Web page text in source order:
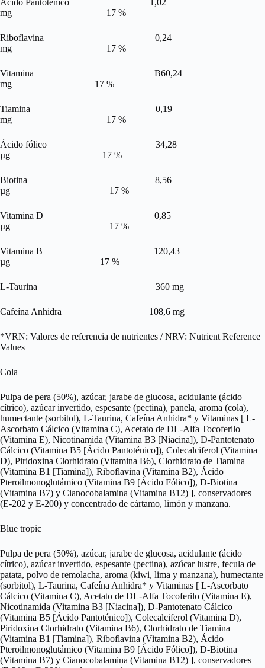
Ácido Pantoténico 1,02
mg 17 %
Riboflavina 0,24
mg 17 %
Vitamina B60,24
mg 17 %
Tiamina 0,19
mg 17 %
Ácido fólico 34,28
µg 17 %
Biotina 8,56
µg 17 %
Vitamina D 0,85
µg 17 %
Vitamina B 120,43
µg 17 %
L-Taurina 360 mg
Cafeína Anhidra 108,6 mg
*VRN: Valores de referencia de nutrientes / NRV: Nutrient Reference
Values
Cola
Pulpa de pera (50%), azúcar, jarabe de glucosa, acidulante (ácido
cítrico), azúcar invertido, espesante (pectina), panela, aroma (cola),
humectante (sorbitol), L-Taurina, Cafeína Anhidra* y Vitaminas [ L-
Ascorbato Cálcico (Vitamina C), Acetato de DL-Alfa Tocoferilo
(Vitamina E), Nicotinamida (Vitamina B3 [Niacina]), D-Pantotenato
Cálcico (Vitamina B5 [Ácido Pantoténico]), Colecalciferol (Vitamina
D), Piridoxina Clorhidrato (Vitamina B6), Clorhidrato de Tiamina
(Vitamina B1 [Tiamina]), Riboflavina (Vitamina B2), Ácido
Pteroilmonoglutámico (Vitamina B9 [Ácido Fólico]), D-Biotina
(Vitamina B7) y Cianocobalamina (Vitamina B12) ], conservadores
(E-202 y E-200) y concentrado de cártamo, limón y manzana.
Blue tropic
Pulpa de pera (50%), azúcar, jarabe de glucosa, acidulante (ácido
cítrico), azúcar invertido, espesante (pectina), azúcar lustre, fecula de
patata, polvo de remolacha, aroma (kiwi, lima y manzana), humectante
(sorbitol), L-Taurina, Cafeína Anhidra* y Vitaminas [ L-Ascorbato
Cálcico (Vitamina C), Acetato de DL-Alfa Tocoferilo (Vitamina E),
Nicotinamida (Vitamina B3 [Niacina]), D-Pantotenato Cálcico
(Vitamina B5 [Ácido Pantoténico]), Colecalciferol (Vitamina D),
Piridoxina Clorhidrato (Vitamina B6), Clorhidrato de Tiamina
(Vitamina B1 [Tiamina]), Riboflavina (Vitamina B2), Ácido
Pteroilmonoglutámico (Vitamina B9 [Ácido Fólico]), D-Biotina
(Vitamina B7) y Cianocobalamina (Vitamina B12) ], conservadores